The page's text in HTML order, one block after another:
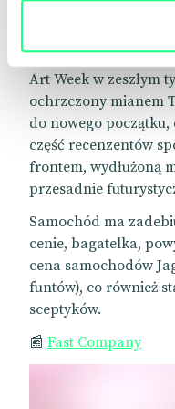
Jaguar
Art Week w zeszłym
ochrzczony mianem
do nowego
część recenzentów
frontem, wydłużoną
przesadnie
Samochód ma
cenie, bagatelka,
cena samochodów
funtów), co również
sceptyków.
📰 Fast Company